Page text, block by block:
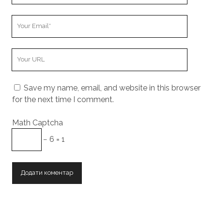
Save my name, email, and website in this browser
for the next time I comment.
Math Captcha
− 6 = 1